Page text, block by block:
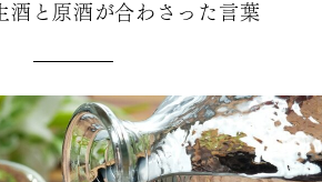
酒と原酒が合わさった言葉